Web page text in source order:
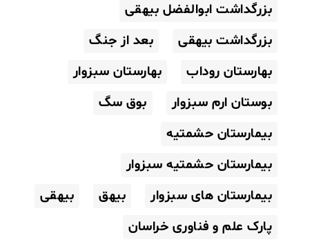
بزرگداشت ابوالفضل بیهقی
بزرگداشت بیهقی
بعد از جنگ
بهارستان روداب
بهارستان سبزوار
بوستان ارم سبزوار
بوق سگ
بیمارستان حشمتیه
بیمارستان حشمتیه سبزوار
بیمارستان های سبزوار
بیهق
بیهقی
پارک علم و فناوری خراسان